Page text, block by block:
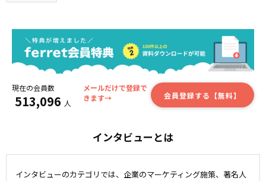
現在の会員数
513,096 人
メールだけで登録で
きます→
会員登録する【無料】
インタビューとは
インタビューのカテゴリでは、企業のマーケティング施策、著名人